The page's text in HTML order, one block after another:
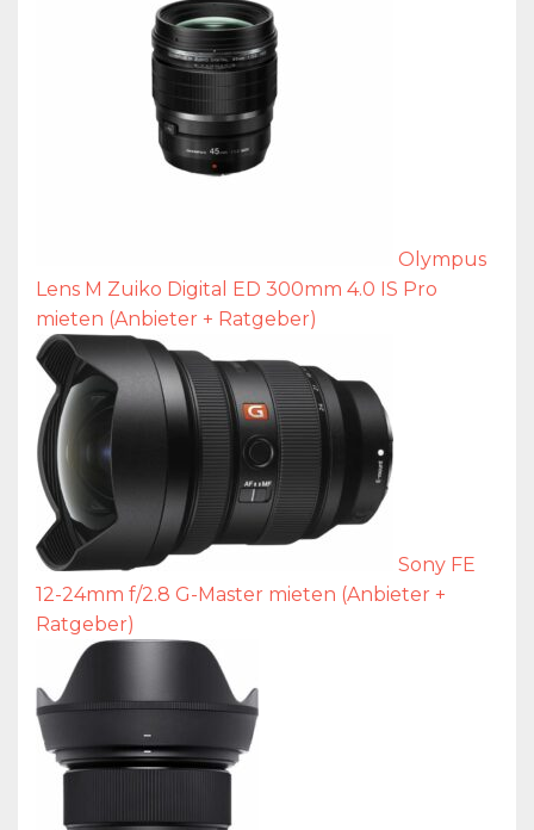
Olympus
Lens M Zuiko Digital ED 300mm 4.0 IS Pro
mieten (Anbieter + Ratgeber)
Sony FE
12-24mm f/2.8 G-Master mieten (Anbieter +
Ratgeber)